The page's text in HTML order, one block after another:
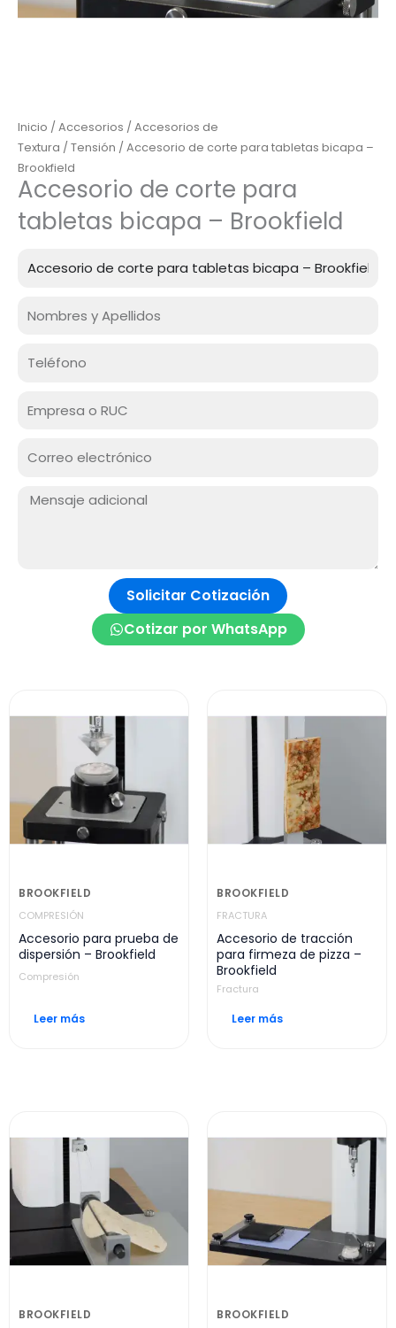
Inicio / Accesorios / Accesorios de
Textura / Tensión / Accesorio de corte para tabletas bicapa –
Brookfield
Accesorio de corte para
tabletas bicapa – Brookfield
electrónico
Mensaje:
Solicitar Cotización
Cotizar por WhatsApp
BROOKFIELD
COMPRESIÓN
Accesorio para prueba de
dispersión – Brookfield
Compresión
Leer más
BROOKFIELD
FRACTURA
Accesorio de tracción
para firmeza de pizza –
Brookfield
Fractura
Leer más
BROOKFIELD BROOKFIELD